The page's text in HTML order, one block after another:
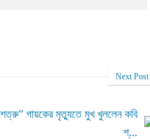
Next Post
গায়কের মৃত্যুতে মুখ খুললেন কবি
শ্...